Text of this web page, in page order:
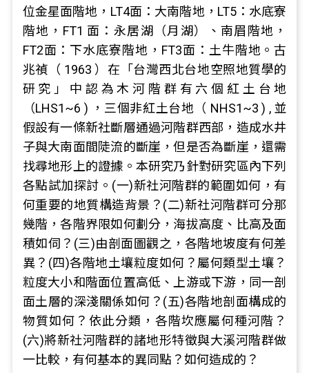
位金星面階地，LT4面：大南階地，LT5：水底寮
階地，FT1 面：永居湖（月湖）、南眉階地，
FT2面：下水底寮階地，FT3面：土牛階地。古
兆禎（ 1963 ）在「台灣西北台地空照地質學的
研究」中認為木河階群有六個紅土台地
（LHS1~6 ) ，三個非紅土台地（ NHS1~3 ) , 並
假設有一條新社斷層通過河階群西部，造成水井
子與大南面間陡流的斷崖，但是否為斷崖，還需
找尋地形上的證據。本研究乃針對研究區內下列
各點試加探討。(一)新社河階群的範圍如何，有
何重要的地質構造背景？(二)新社河階群可分那
幾階，各階界限如何劃分，海拔高度、比高及面
積如伺？(三)由剖面圖觀之，各階地坡度有何差
異？(四)各階地土壤粒度如何？屬何類型土壤？
粒度大小和階面位置高低、上游或下游，同一剖
面土層的深淺關係如何？(五)各階地剖面構成的
物質如何？依此分類，各階坎應屬何種河階？
(六)將新社河階群的諸地形特徵與大溪河階群做
一比較，有何基本的異同點？如何造成的？